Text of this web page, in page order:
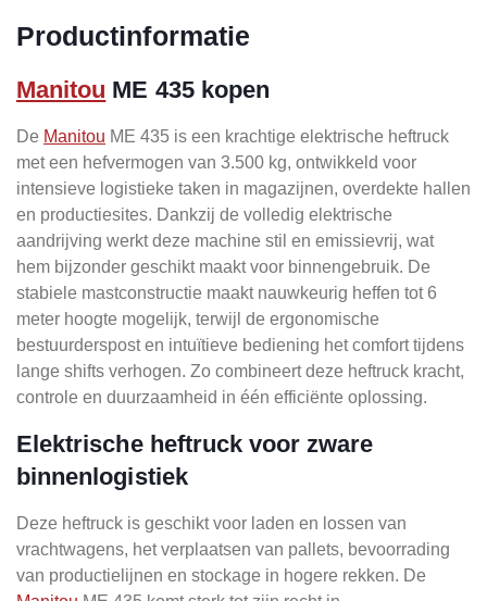
Productinformatie
Manitou ME 435 kopen
De Manitou ME 435 is een krachtige elektrische heftruck
met een hefvermogen van 3.500 kg, ontwikkeld voor
intensieve logistieke taken in magazijnen, overdekte hallen
en productiesites. Dankzij de volledig elektrische
aandrijving werkt deze machine stil en emissievrij, wat
hem bijzonder geschikt maakt voor binnengebruik. De
stabiele mastconstructie maakt nauwkeurig heffen tot 6
meter hoogte mogelijk, terwijl de ergonomische
bestuurderspost en intuïtieve bediening het comfort tijdens
lange shifts verhogen. Zo combineert deze heftruck kracht,
controle en duurzaamheid in één efficiënte oplossing.
Elektrische heftruck voor zware
binnenlogistiek
Deze heftruck is geschikt voor laden en lossen van
vrachtwagens, het verplaatsen van pallets, bevoorrading
van productielijnen en stockage in hogere rekken. De